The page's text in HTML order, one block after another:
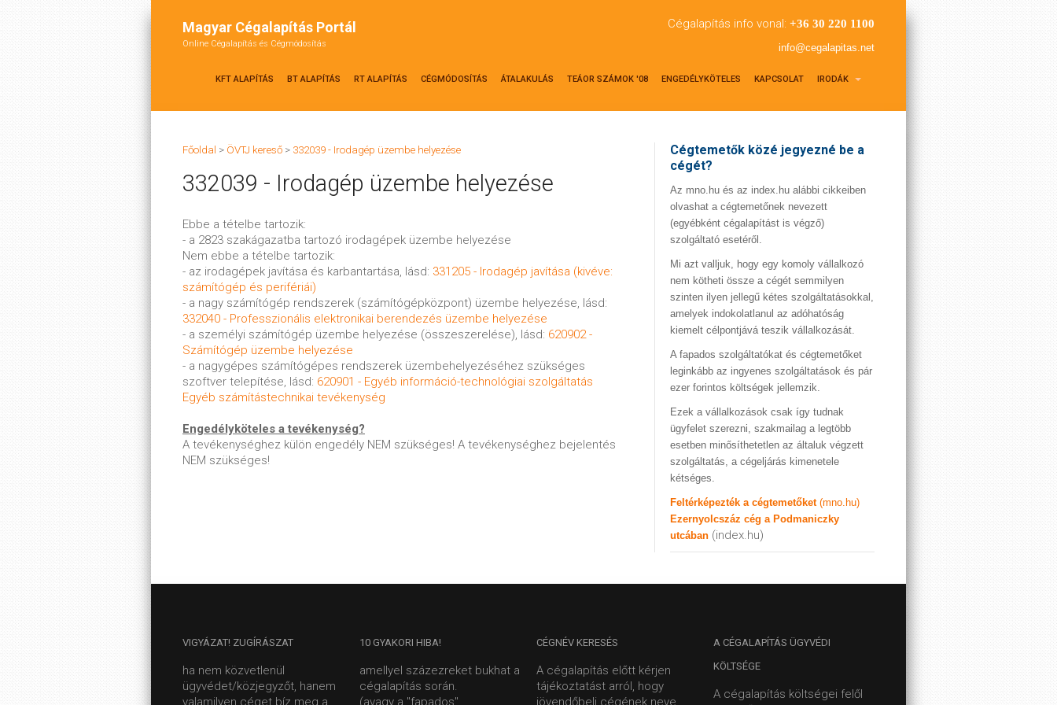
Magyar Cégalapítás Portál
Online Cégalapítás és Cégmódosítás
Cégalapítás info vonal: +36 30 220 1100
info@cegalapitas.net
KFT ALAPÍTÁS BT ALAPÍTÁS RT ALAPÍTÁS CÉGMÓDOSÍTÁS ÁTALAKULÁS TEÁOR SZÁMOK '08 ENGEDÉLYKÖTELES KAPCSOLAT IRODÁK
Főoldal > ÖVTJ kereső > 332039 - Irodagép üzembe helyezése
332039 - Irodagép üzembe helyezése
Ebbe a tételbe tartozik:
- a 2823 szakágazatba tartozó irodagépek üzembe helyezése
Nem ebbe a tételbe tartozik:
- az irodagépek javítása és karbantartása, lásd: 331205 - Irodagép javítása (kivéve:
számítógép és perifériái)
- a nagy számítógép rendszerek (számítógépközpont) üzembe helyezése, lásd:
332040 - Professzionális elektronikai berendezés üzembe helyezése
- a személyi számítógép üzembe helyezése (összeszerelése), lásd: 620902 -
Számítógép üzembe helyezése
- a nagygépes számítógépes rendszerek üzembehelyezéséhez szükséges
szoftver telepítése, lásd: 620901 - Egyéb információ-technológiai szolgáltatás
Egyéb számítástechnikai tevékenység
Engedélyköteles a tevékenység?
A tevékenységhez külön engedély NEM szükséges! A tevékenységhez bejelentés
NEM szükséges!
Cégtemetők közé jegyezné be a
cégét?
Az mno.hu és az index.hu alábbi cikkeiben
olvashat a cégtemetőnek nevezett
(egyébként cégalapítást is végző)
szolgáltató esetéről.
Mi azt valljuk, hogy egy komoly vállalkozó
nem kötheti össze a cégét semmilyen
szinten ilyen jellegű kétes szolgáltatásokkal,
amelyek indokolatlanul az adóhatóság
kiemelt célpontjává teszik vállalkozását.
A fapados szolgáltatókat és cégtemetőket
leginkább az ingyenes szolgáltatások és pár
ezer forintos költségek jellemzik.
Ezek a vállalkozások csak így tudnak
ügyfelet szerezni, szakmailag a legtöbb
esetben minősíthetetlen az általuk végzett
szolgáltatás, a cégeljárás kimenetele
kétséges.
Feltérképezték a cégtemetőket (mno.hu)
Ezernyolcszáz cég a Podmaniczky
utcában (index.hu)
VIGYÁZAT! ZUGÍRÁSZAT
ha nem közvetlenül
ügyvédet/közjegyzőt, hanem
valamilyen céget bíz meg a
10 GYAKORI HIBA!
amellyel százezreket bukhat a
cégalapítás során.
(avagy a "fapados"
CÉGNÉV KERESÉS
A cégalapítás előtt kérjen
tájékoztatást arról, hogy
jövendőbeli cégének neve
A CÉGALAPÍTÁS ÜGYVÉDI
KÖLTSÉGE
A cégalapítás költségei felől